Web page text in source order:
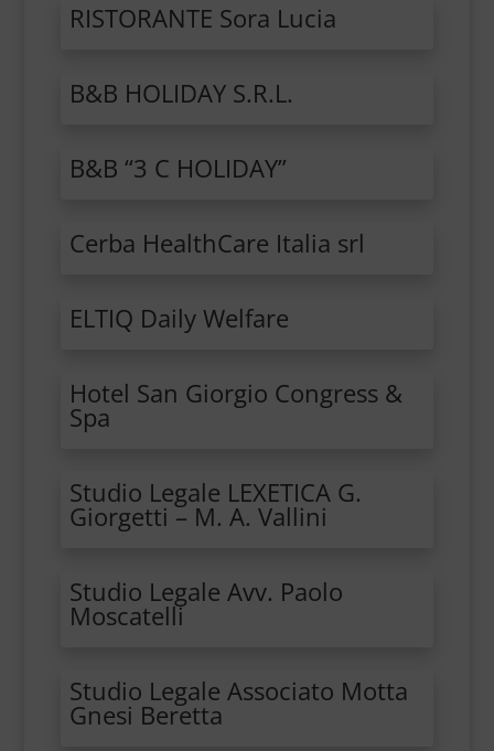
RISTORANTE Sora Lucia
B&B HOLIDAY S.R.L.
B&B “3 C HOLIDAY”
Cerba HealthCare Italia srl
ELTIQ Daily Welfare
Hotel San Giorgio Congress &
Spa
Studio Legale LEXETICA G.
Giorgetti – M. A. Vallini
Studio Legale Avv. Paolo
Moscatelli
Studio Legale Associato Motta
Gnesi Beretta